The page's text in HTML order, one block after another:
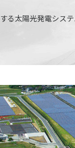
る太陽光発電シス